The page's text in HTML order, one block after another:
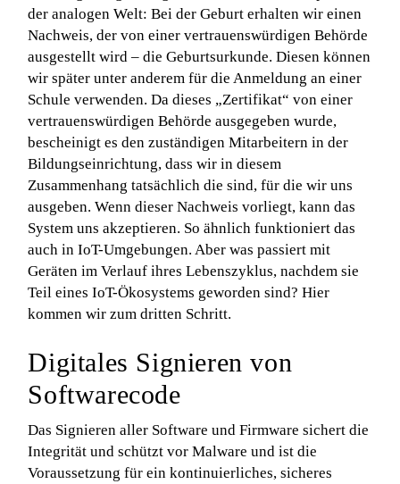
der analogen Welt: Bei der Geburt erhalten wir einen
Nachweis, der von einer vertrauenswürdigen Behörde
ausgestellt wird – die Geburtsurkunde. Diesen können
wir später unter anderem für die Anmeldung an einer
Schule verwenden. Da dieses „Zertifikat“ von einer
vertrauenswürdigen Behörde ausgegeben wurde,
bescheinigt es den zuständigen Mitarbeitern in der
Bildungseinrichtung, dass wir in diesem
Zusammenhang tatsächlich die sind, für die wir uns
ausgeben. Wenn dieser Nachweis vorliegt, kann das
System uns akzeptieren. So ähnlich funktioniert das
auch in IoT-Umgebungen. Aber was passiert mit
Geräten im Verlauf ihres Lebenszyklus, nachdem sie
Teil eines IoT-Ökosystems geworden sind? Hier
kommen wir zum dritten Schritt.
Digitales Signieren von
Softwarecode
Das Signieren aller Software und Firmware sichert die
Integrität und schützt vor Malware und ist die
Voraussetzung für ein kontinuierliches, sicheres